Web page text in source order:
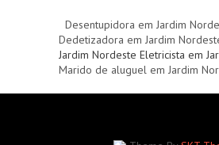
Desentupidora em Jardim
Dedetizadora em Jardim
Jardim Nordeste Eletricista em
Marido de aluguel em Jardim